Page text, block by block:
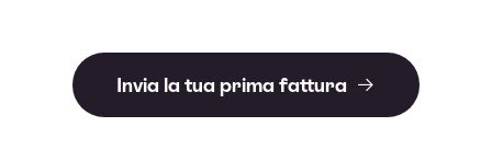
Invia la tua prima fattura